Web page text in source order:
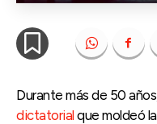
Durante más de 50
dictatorial que moldeó